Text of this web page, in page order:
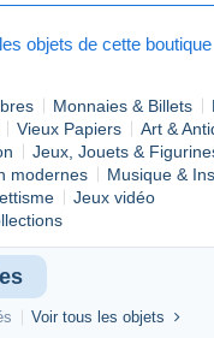
Facebook,
StephOne60
objets de cette boutique
Monnaies & Billets
Vieux Papiers
Art &
Jeux, Jouets &
modernes
Musique &
Jeux vidéo
Voir tous les objets